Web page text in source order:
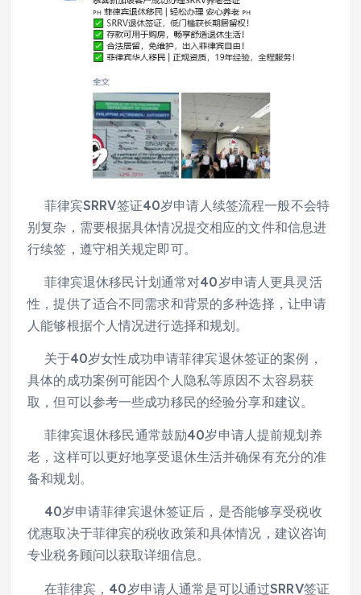
菲律宾SRRV签证40岁申请人续签流程一般不会特
别复杂，需要根据具体情况提交相应的文件和信息进
行续签，遵守相关规定即可。
菲律宾退休移民计划通常对40岁申请人更具灵活
性，提供了适合不同需求和背景的多种选择，让申请
人能够根据个人情况进行选择和规划。
关于40岁女性成功申请菲律宾退休签证的案例，
具体的成功案例可能因个人隐私等原因不太容易获
取，但可以参考一些成功移民的经验分享和建议。
菲律宾退休移民通常鼓励40岁申请人提前规划养
老，这样可以更好地享受退休生活并确保有充分的准
备和规划。
40岁申请菲律宾退休签证后，是否能够享受税收
优惠取决于菲律宾的税收政策和具体情况，建议咨询
专业税务顾问以获取详细信息。
在菲律宾，40岁申请人通常是可以通过SRRV签证